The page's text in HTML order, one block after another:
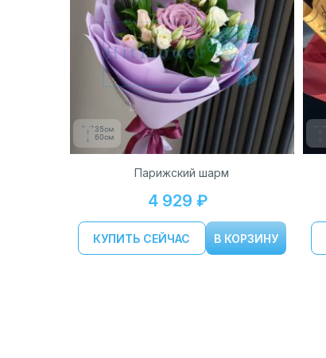
35см
60см
Парижский шарм
4 929 ₽
КУПИТЬ СЕЙЧАС В КОРЗИНУ